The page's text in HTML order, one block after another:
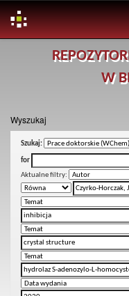
W
Wyszukaj
Szukaj:
for
Aktualne filtry: